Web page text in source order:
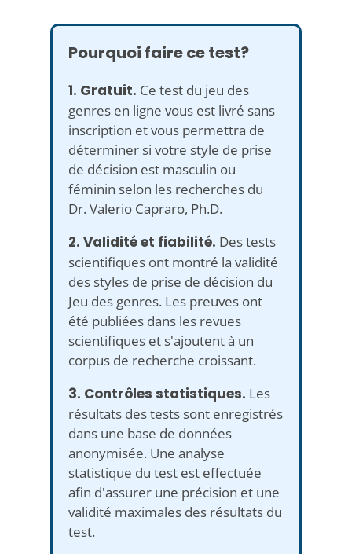
Pourquoi faire ce test?
1. Gratuit. Ce test du jeu des
genres en ligne vous est livré sans
inscription et vous permettra de
déterminer si votre style de prise
de décision est masculin ou
féminin selon les recherches du
Dr. Valerio Capraro, Ph.D.
2. Validité et fiabilité. Des tests
scientifiques ont montré la validité
des styles de prise de décision du
Jeu des genres. Les preuves ont
été publiées dans les revues
scientifiques et s'ajoutent à un
corpus de recherche croissant.
3. Contrôles statistiques. Les
résultats des tests sont enregistrés
dans une base de données
anonymisée. Une analyse
statistique du test est effectuée
afin d'assurer une précision et une
validité maximales des résultats du
test.